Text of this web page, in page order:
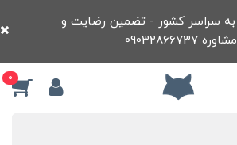
به سراسر کشور - تضمین رضایت و
0